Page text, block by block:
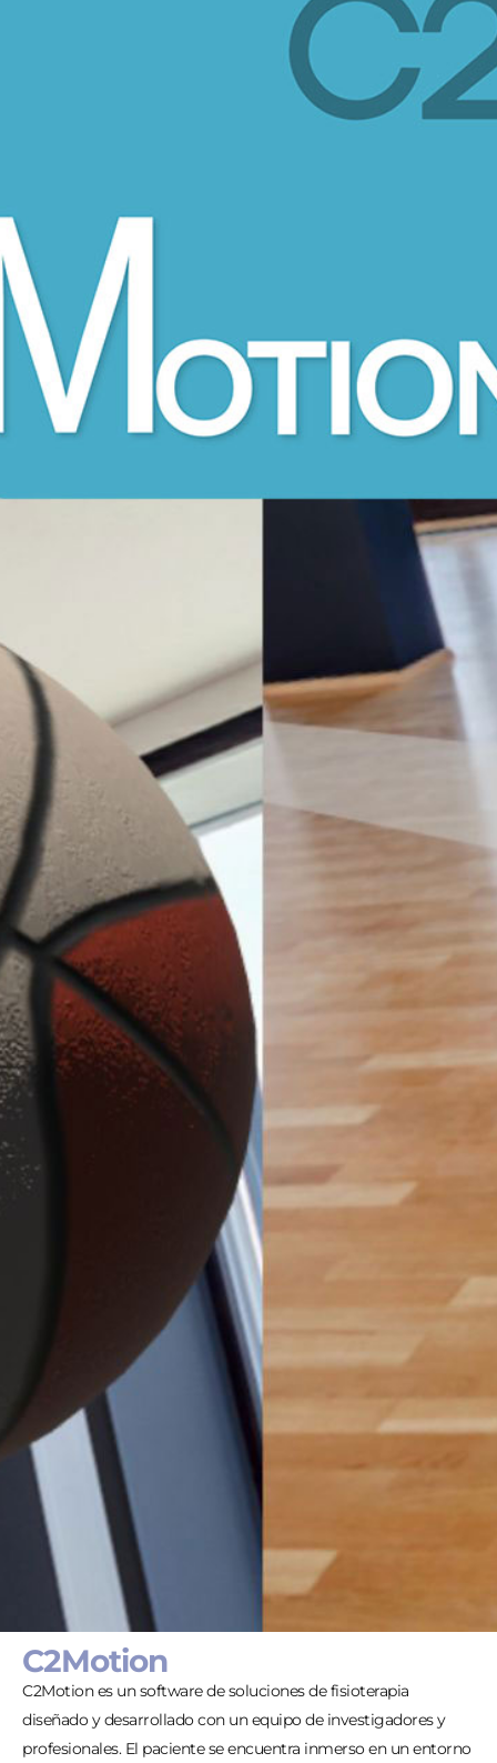
C2Motion
C2Motion es un software de soluciones de fisioterapia
diseñado y desarrollado con un equipo de investigadores y
profesionales. El paciente se encuentra inmerso en un entorno